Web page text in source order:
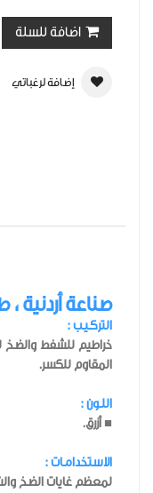
اضافة للسلة
إضافة لرغباتي
صناعة أردنية ، طول
التركـيـب :
المقاوم للكسر.
اللـون :
■ أزرق.
الاستخدامـات :
لمعظم غايات الضخ